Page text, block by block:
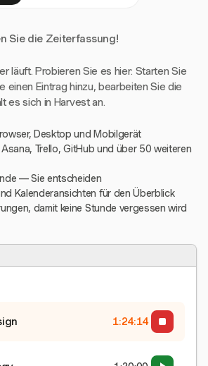
Sie die Zeiterfassung!
läuft. Probieren Sie es hier: Starten Sie
einen Eintrag hinzu, bearbeiten Sie die
es sich in Harvest an.
Desktop und Mobilgerät
Trello, GitHub und über 50 weiteren
— Sie entscheiden
Kalenderansichten für den Überblick
damit keine Stunde vergessen wird
1:24:15